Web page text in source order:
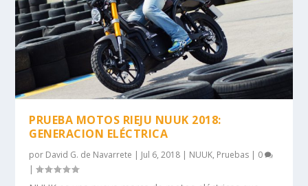
PRUEBA MOTOS RIEJU NUUK 2018:
GENERACION ELÉCTRICA
por David G. de Navarrete | Jul 6, 2018 | NUUK, Pruebas | 0
|